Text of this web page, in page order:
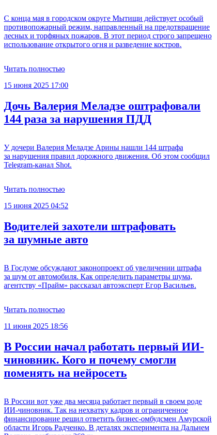
С конца мая в городском округе Мытищи действует особый
противопожарный режим, направленный на предотвращение
лесных и торфяных пожаров. В этот период строго запрещено
использование открытого огня и разведение костров.
Читать полностью
15 июня 2025 17:00
Дочь Валерия Меладзе оштрафовали
144 раза за нарушения ПДД
У дочери Валерия Меладзе Арины нашли 144 штрафа
за нарушения правил дорожного движения. Об этом сообщил
Telegram-канал Shot.
Читать полностью
15 июня 2025 04:52
Водителей захотели штрафовать
за шумные авто
В Госдуме обсуждают законопроект об увеличении штрафа
за шум от автомобиля. Как определить параметры шума,
агентству «Прайм» рассказал автоэксперт Егор Васильев.
Читать полностью
11 июня 2025 18:56
В России начал работать первый ИИ-
чиновник. Кого и почему смогли
поменять на нейросеть
В России вот уже два месяца работает первый в своем роде
ИИ-чиновник. Так на нехватку кадров и ограниченное
финансирование решил ответить бизнес-омбудсмен Амурской
области Игорь Радченко. В деталях эксперимента на Дальнем